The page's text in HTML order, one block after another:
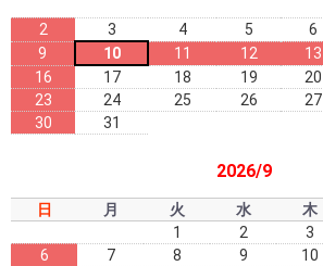
2
3 4 5 6
9
10 11 12 13
16
17 18 19 20
23
24 25 26 27
30
31
2026/9
日 月 火 水 木
1
2 3
6
7 8 9 10